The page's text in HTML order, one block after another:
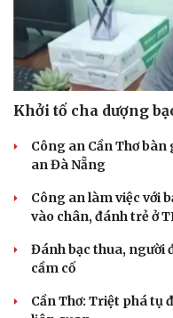
Khởi tố cha dượng
Công an Cần Thơ
an Đà Nẵng
Công an làm việc với
vào chân, đánh trẻ ở
Đánh bạc thua, người
cầm cố
Cần Thơ: Triệt phá tụ